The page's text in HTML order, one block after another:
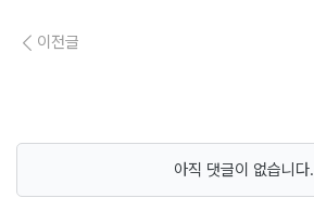
이전글
아직 댓글이 없습니다.